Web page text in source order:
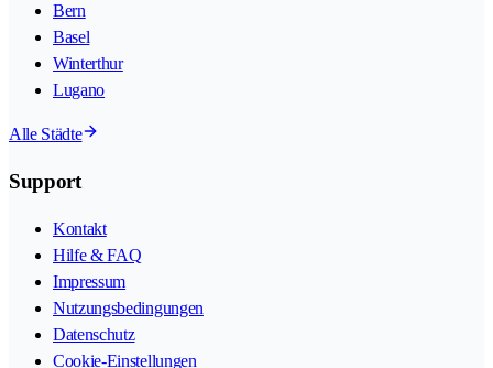
Bern
Basel
Winterthur
Lugano
Alle Städte
Support
Kontakt
Hilfe & FAQ
Impressum
Nutzungsbedingungen
Datenschutz
Cookie-Einstellungen